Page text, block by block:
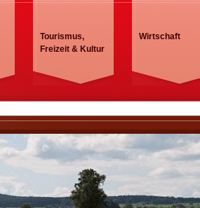
Tourismus,
Freizeit & Kultur
Wirtschaft